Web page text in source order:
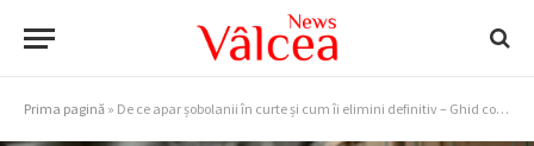
Prima pagină » De ce apar șobolanii în curte și cum îi elimini definitiv – Ghid complet pentru o proprietate fără rozătoare